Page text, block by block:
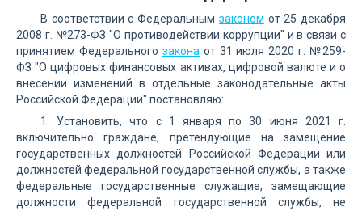
В соответствии с Федеральным законом от 25 декабря
2008 г. №273-ФЗ "О противодействии коррупции" и в связи с
принятием Федерального закона от 31 июля 2020 г. №259-
ФЗ "О цифровых финансовых активах, цифровой валюте и о
внесении изменений в отдельные законодательные акты
Российской Федерации" постановляю:
1. Установить, что с 1 января по 30 июня 2021 г.
включительно граждане, претендующие на замещение
государственных должностей Российской Федерации или
должностей федеральной государственной службы, а также
федеральные государственные служащие, замещающие
должности федеральной государственной службы, не